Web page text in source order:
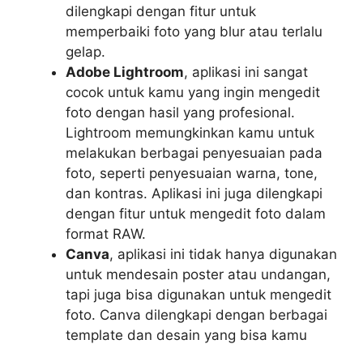
dilengkapi dengan fitur untuk
memperbaiki foto yang blur atau terlalu
gelap.
Adobe Lightroom, aplikasi ini sangat
cocok untuk kamu yang ingin mengedit
foto dengan hasil yang profesional.
Lightroom memungkinkan kamu untuk
melakukan berbagai penyesuaian pada
foto, seperti penyesuaian warna, tone,
dan kontras. Aplikasi ini juga dilengkapi
dengan fitur untuk mengedit foto dalam
format RAW.
Canva, aplikasi ini tidak hanya digunakan
untuk mendesain poster atau undangan,
tapi juga bisa digunakan untuk mengedit
foto. Canva dilengkapi dengan berbagai
template dan desain yang bisa kamu